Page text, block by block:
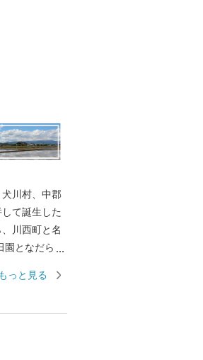
犬川村、中郡
て誕生した
川西町と名
となだらか
評価を受け
っと見る